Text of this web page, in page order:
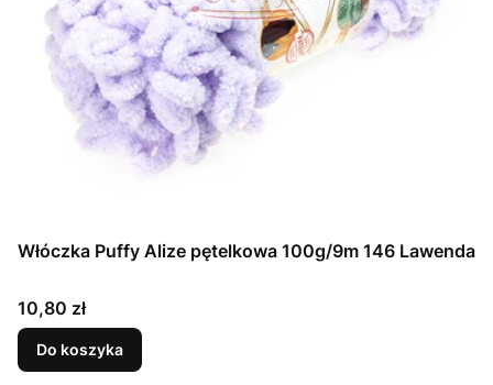
Włóczka Puffy Alize pętelkowa 100g/9m 146 Lawenda
Cena
10,80 zł
Do koszyka